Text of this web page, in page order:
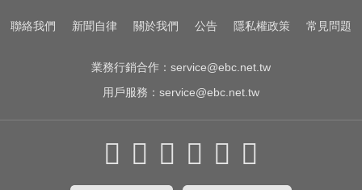
醫起看／瘦瘦針不只幫助減重！台
聯絡我們 新聞自律 關於我們 公告 隱私權政策 常見問題
業務行銷合作： service@ebc.net.tw
用戶服務： service@ebc.net.tw